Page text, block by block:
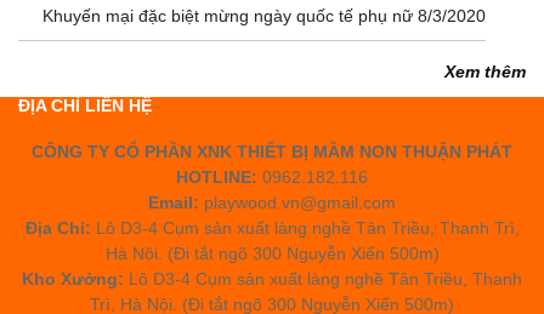
Khuyến mại đặc biệt mừng ngày quốc tế phụ nữ 8/3/2020
Xem thêm
ĐỊA CHỈ LIÊN HỆ
CÔNG TY CỔ PHẦN XNK THIẾT BỊ MẦM NON THUẬN PHÁT
HOTLINE: 0962.182.116
Email: playwood.vn@gmail.com
Địa Chỉ: Lô D3-4 Cụm sản xuất làng nghề Tân Triều, Thanh Trì,
Hà Nội. (Đi tắt ngõ 300 Nguyễn Xiển 500m)
Kho Xưởng: Lô D3-4 Cụm sản xuất làng nghề Tân Triều, Thanh
Trì, Hà Nội. (Đi tắt ngõ 300 Nguyễn Xiển 500m)